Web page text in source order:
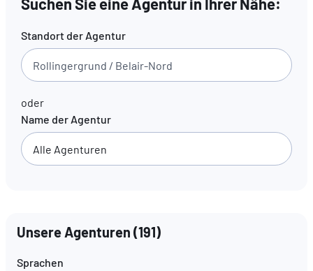
Standort der Agentur
oder
Name der Agentur
Unsere Agenturen (191)
Sprachen